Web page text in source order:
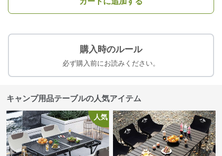
購入時のルール
必ず購入前にお読みください。
キャンプ用品テーブルの人気アイテム
人気